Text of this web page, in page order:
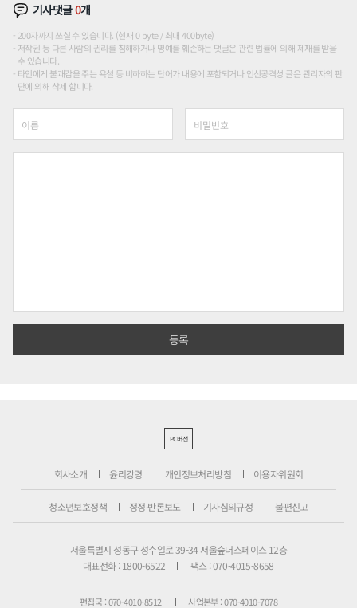
기사댓글0개
200자까지 쓰실 수 있습니다. (현재 0 byte / 최대 400byte)
저작권 등 다른 사람의 권리를 침해하거나 명예를 훼손하는 댓글은 관련 법률에 의해 제재를 받을
수 있습니다.
타인에게 불쾌감을 주는 욕설 등 비하하는 단어가 내용에 포함되거나 인신공격성 글은 관리자의 판
단에 의해 삭제 합니다.
PC버전
회사소개 윤리강령 개인정보처리방침 이용자위원회
청소년보호정책 정정·반론보도 기사심의규정 불편신고
서울특별시 성동구 성수일로 39-34 서울숲더스페이스 12층
대표전화 : 1800-6522
팩스 : 070-4015-8658
편집국 : 070-4010-8512 사업본부 : 070-4010-7078